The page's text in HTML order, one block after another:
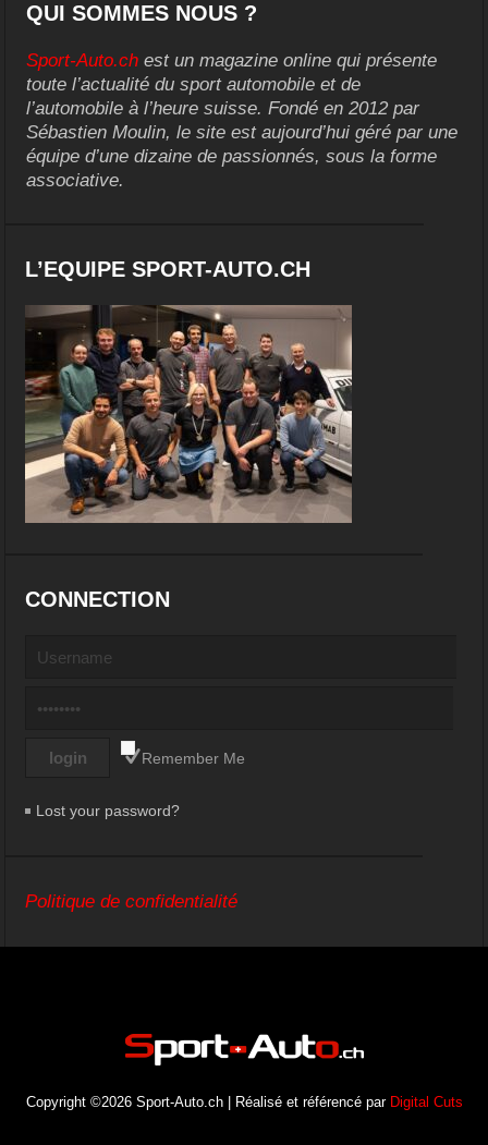
QUI SOMMES NOUS ?
Sport-Auto.ch est un magazine online qui présente
toute l’actualité du sport automobile et de
l’automobile à l’heure suisse. Fondé en 2012 par
Sébastien Moulin, le site est aujourd’hui géré par une
équipe d’une dizaine de passionnés, sous la forme
associative.
L’EQUIPE SPORT-AUTO.CH
CONNECTION
Remember Me
Lost your password?
Politique de confidentialité
Copyright ©2026 Sport-Auto.ch | Réalisé et référencé par Digital Cuts